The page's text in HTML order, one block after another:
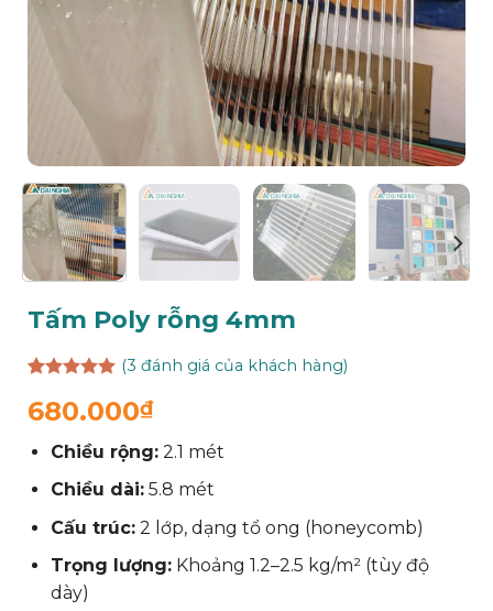
Tấm Poly rỗng 4mm
dựa trên
(3 đánh giá của khách hàng)
680.000₫
Chiều rộng:2.1 mét
Chiều dài:5.8 mét
Cấu trúc:2 lớp, dạng tổ ong (honeycomb)
Trọng lượng:Khoảng 1.2–2.5 kg/m² (tùy độ
dày)